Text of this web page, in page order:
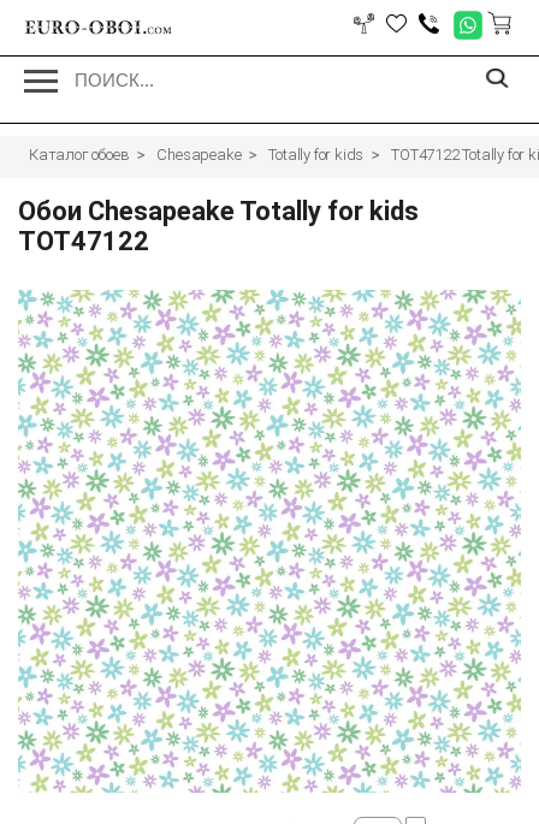
EURO-OBOI.com
Каталог обоев Chesapeake Totally for kids TOT47122 Totally for
Обои Chesapeake Totally for kids
TOT47122